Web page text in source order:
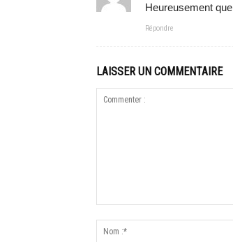
Heureusement
Répondre
LAISSER UN COMMENTAIRE